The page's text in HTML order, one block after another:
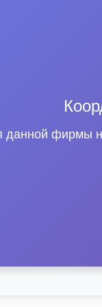
данной фирмы